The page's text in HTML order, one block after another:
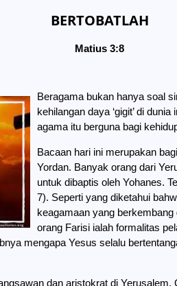
BERTOBATLAH
Matius 3:8
Beragama bukan hanya soal
kehilangan daya ‘gigit’ di
agama itu berguna bagi
Bacaan hari ini merupakan
Yordan. Banyak orang dari
untuk dibaptis oleh Yohanes.
7). Seperti yang diketahui
keagamaan yang
orang Farisi ialah formalitas
mengapa Yesus selalu
dan aristokrat di